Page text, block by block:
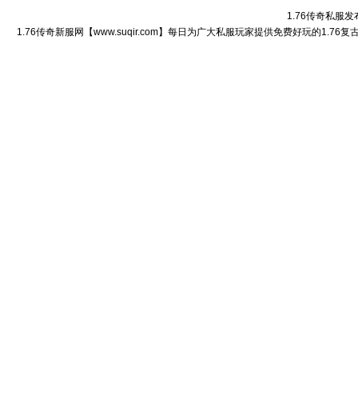
1.76传奇私服发
1.76传奇新服网【www.suqir.com】每日为广大私服玩家提供免费好玩的1.76